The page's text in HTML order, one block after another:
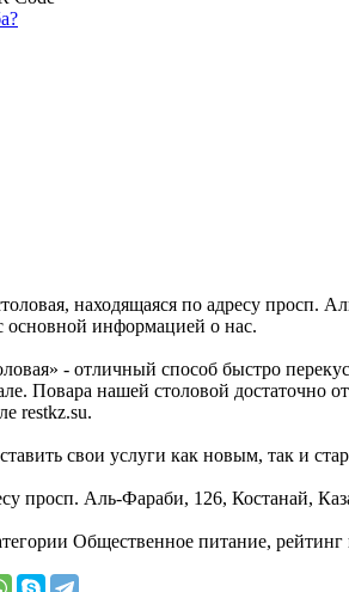
находящаяся по адресу просп.
основной информацией о нас.
- отличный способ быстро
Повара нашей столовой достаточно
restkz.su.
свои услуги как новым, так и
просп. Аль-Фараби, 126, Костанай,
Общественное питание, рейтинг